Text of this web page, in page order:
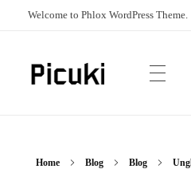
Welcome to Phlox WordPress Theme.
Home Blog Blog